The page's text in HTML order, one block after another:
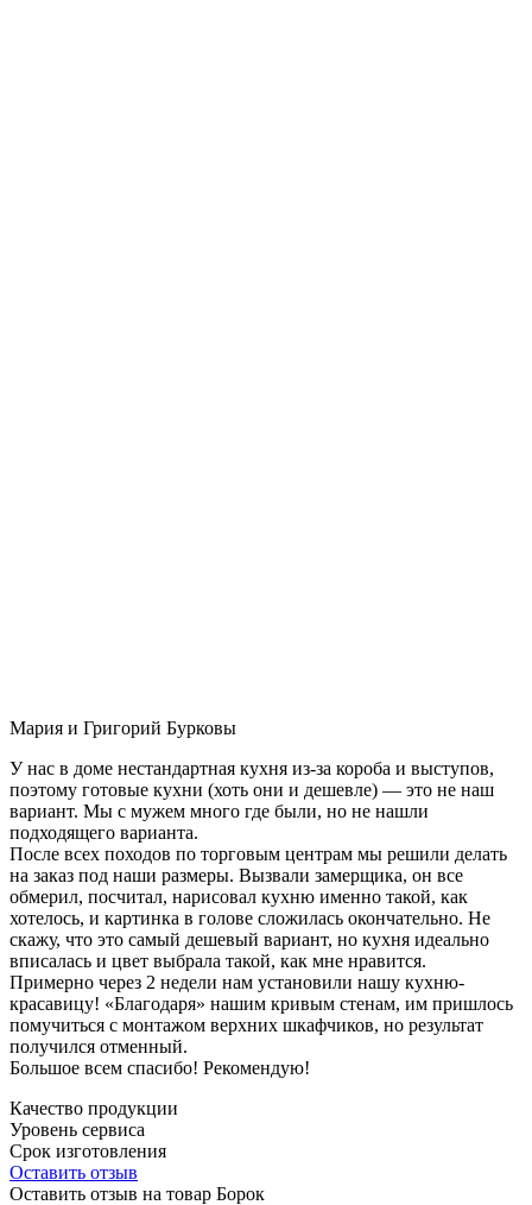
Мария и Григорий Бурковы
У нас в доме нестандартная кухня из-за короба и выступов,
поэтому готовые кухни (хоть они и дешевле) — это не наш
вариант. Мы с мужем много где были, но не нашли
подходящего варианта.
После всех походов по торговым центрам мы решили делать
на заказ под наши размеры. Вызвали замерщика, он все
обмерил, посчитал, нарисовал кухню именно такой, как
хотелось, и картинка в голове сложилась окончательно. Не
скажу, что это самый дешевый вариант, но кухня идеально
вписалась и цвет выбрала такой, как мне нравится.
Примерно через 2 недели нам установили нашу кухню-
красавицу! «Благодаря» нашим кривым стенам, им пришлось
помучиться с монтажом верхних шкафчиков, но результат
получился отменный.
Большое всем спасибо! Рекомендую!
Качество продукции
Уровень сервиса
Срок изготовления
Оставить отзыв
Оставить отзыв на товар Борок